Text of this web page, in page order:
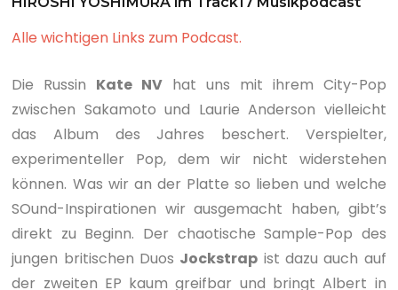
Alle wichtigen Links zum Podcast.
Die Russin Kate NV hat uns mit ihrem City-Pop
zwischen Sakamoto und Laurie Anderson vielleicht
das Album des Jahres beschert. Verspielter,
experimenteller Pop, dem wir nicht widerstehen
können. Was wir an der Platte so lieben und welche
SOund-Inspirationen wir ausgemacht haben, gibt’s
direkt zu Beginn. Der chaotische Sample-Pop des
jungen britischen Duos Jockstrap ist dazu auch auf
der zweiten EP kaum greifbar und bringt Albert in